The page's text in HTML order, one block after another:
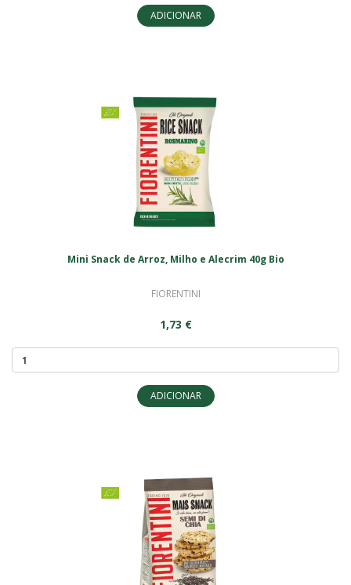
ADICIONAR
Mini Snack de Arroz, Milho e Alecrim 40g Bio
FIORENTINI
1,73 €
ADICIONAR